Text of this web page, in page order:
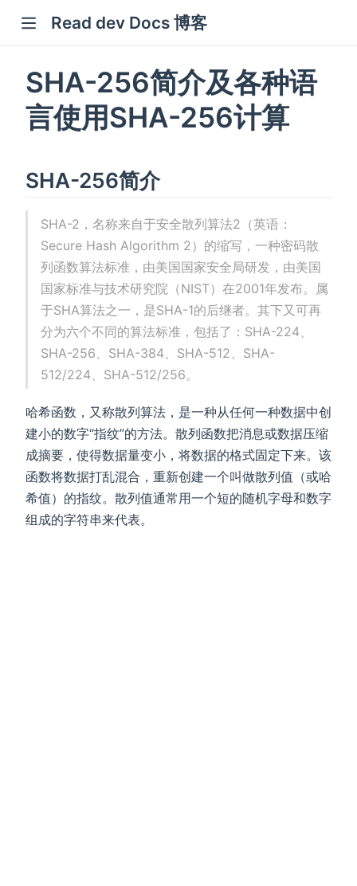
Read dev Docs 博客
window)
SHA-256简介及各种语
言使用SHA-256计算
SHA-256简介
SHA-2，名称来自于安全散列算法2（英语：
Secure Hash Algorithm 2）的缩写，一种密码散
列函数算法标准，由美国国家安全局研发，由美国
国家标准与技术研究院（NIST）在2001年发布。属
于SHA算法之一，是SHA-1的后继者。其下又可再
分为六个不同的算法标准，包括了：SHA-224、
SHA-256、SHA-384、SHA-512、SHA-
512/224、SHA-512/256。
哈希函数，又称散列算法，是一种从任何一种数据中创
建小的数字“指纹”的方法。散列函数把消息或数据压缩
成摘要，使得数据量变小，将数据的格式固定下来。该
函数将数据打乱混合，重新创建一个叫做散列值（或哈
希值）的指纹。散列值通常用一个短的随机字母和数字
组成的字符串来代表。